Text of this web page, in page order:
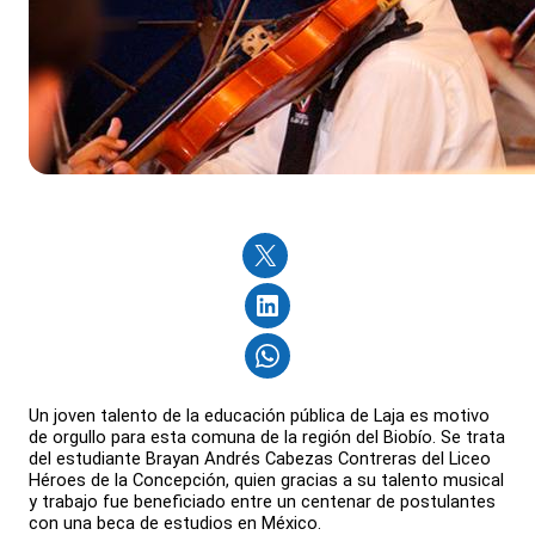
Un joven talento de la educación pública de Laja es motivo
de orgullo para esta comuna de la región del Biobío. Se trata
del estudiante Brayan Andrés Cabezas Contreras del Liceo
Héroes de la Concepción, quien gracias a su talento musical
y trabajo fue beneficiado entre un centenar de postulantes
con una beca de estudios en México.